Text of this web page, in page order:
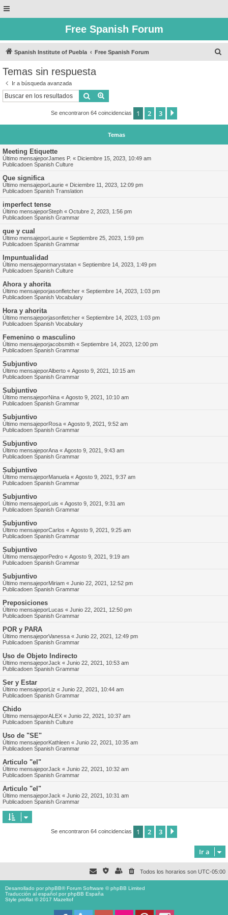
Free Spanish Forum
Spanish Institute of Puebla Free Spanish Forum
Temas sin respuesta
Ir a búsqueda avanzada
Buscar
Se encontraron 64 coincidencias 1 2 3
Temas
Meeting Etiquette
Último mensajeporJames P. « Diciembre 15, 2023, 10:49 am
Publicadoen Spanish Culture
Que significa
Último mensajeporLaurie « Diciembre 11, 2023, 12:09 pm
Publicadoen Spanish Translation
imperfect tense
Último mensajeporSteph « Octubre 2, 2023, 1:56 pm
Publicadoen Spanish Grammar
que y cual
Último mensajeporLaurie « Septiembre 25, 2023, 1:59 pm
Publicadoen Spanish Grammar
Impuntualidad
Último mensajepormarystatan « Septiembre 14, 2023, 1:49 pm
Publicadoen Spanish Culture
Ahora y ahorita
Último mensajeporjasonfletcher « Septiembre 14, 2023, 1:03 pm
Publicadoen Spanish Vocabulary
Hora y ahorita
Último mensajeporjasonfletcher « Septiembre 14, 2023, 1:03 pm
Publicadoen Spanish Vocabulary
Femenino o masculino
Último mensajeporjacobsmith « Septiembre 14, 2023, 12:00 pm
Publicadoen Spanish Grammar
Subjuntivo
Último mensajeporAlberto « Agosto 9, 2021, 10:15 am
Publicadoen Spanish Grammar
Subjuntivo
Último mensajeporNina « Agosto 9, 2021, 10:10 am
Publicadoen Spanish Grammar
Subjuntivo
Último mensajeporRosa « Agosto 9, 2021, 9:52 am
Publicadoen Spanish Grammar
Subjuntivo
Último mensajeporAna « Agosto 9, 2021, 9:43 am
Publicadoen Spanish Grammar
Subjuntivo
Último mensajeporManuela « Agosto 9, 2021, 9:37 am
Publicadoen Spanish Grammar
Subjuntivo
Último mensajeporLuis « Agosto 9, 2021, 9:31 am
Publicadoen Spanish Grammar
Subjuntivo
Último mensajeporCarlos « Agosto 9, 2021, 9:25 am
Publicadoen Spanish Grammar
Subjuntivo
Último mensajeporPedro « Agosto 9, 2021, 9:19 am
Publicadoen Spanish Grammar
Subjuntivo
Último mensajeporMiriam « Junio 22, 2021, 12:52 pm
Publicadoen Spanish Grammar
Preposiciones
Último mensajeporLucas « Junio 22, 2021, 12:50 pm
Publicadoen Spanish Grammar
POR y PARA
Último mensajeporVanessa « Junio 22, 2021, 12:49 pm
Publicadoen Spanish Grammar
Uso de Objeto Indirecto
Último mensajeporJack « Junio 22, 2021, 10:53 am
Publicadoen Spanish Grammar
Ser y Estar
Último mensajeporLiz « Junio 22, 2021, 10:44 am
Publicadoen Spanish Grammar
Chido
Último mensajeporALEX « Junio 22, 2021, 10:37 am
Publicadoen Spanish Culture
Uso de "SE"
Último mensajeporKathleen « Junio 22, 2021, 10:35 am
Publicadoen Spanish Grammar
Articulo "el"
Último mensajeporJack « Junio 22, 2021, 10:32 am
Publicadoen Spanish Grammar
Articulo "el"
Último mensajeporJack « Junio 22, 2021, 10:31 am
Publicadoen Spanish Grammar
Se encontraron 64 coincidencias 1 2 3
Ir a
Todos los horarios son UTC-05:00
Desarrollado porphpBB® Forum Software © phpBB Limited
Traducción al español porphpBB España
Style proflat © 2017 Mazeltof